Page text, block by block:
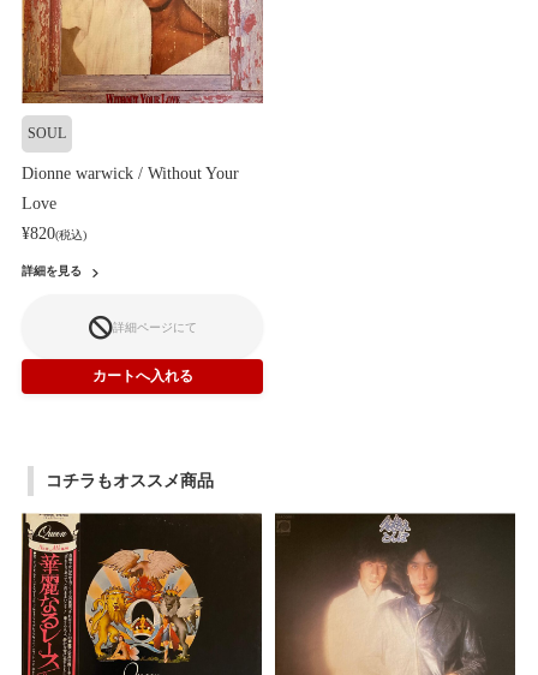
SOUL
Dionne warwick / Without Your
Love
¥820(税込)
詳細を見る
詳細ページにて
コチラもオススメ商品